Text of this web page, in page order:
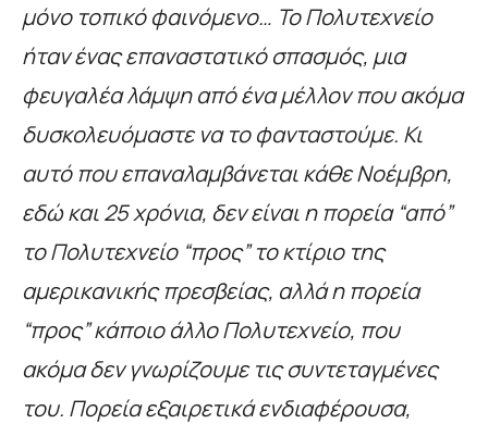
μόνο τοπικό φαινόμενο… Το Πολυτεχνείο
ήταν ένας επαναστατικό σπασμός, μια
φευγαλέα λάμψη από ένα μέλλον που ακόμα
δυσκολευόμαστε να το φανταστούμε. Κι
αυτό που επαναλαμβάνεται κάθε Νοέμβρη,
εδώ και 25 χρόνια, δεν είναι η πορεία “από”
το Πολυτεχνείο “προς” το κτίριο της
αμερικανικής πρεσβείας, αλλά η πορεία
“προς” κάποιο άλλο Πολυτεχνείο, που
ακόμα δεν γνωρίζουμε τις συντεταγμένες
του. Πορεία εξαιρετικά ενδιαφέρουσα,